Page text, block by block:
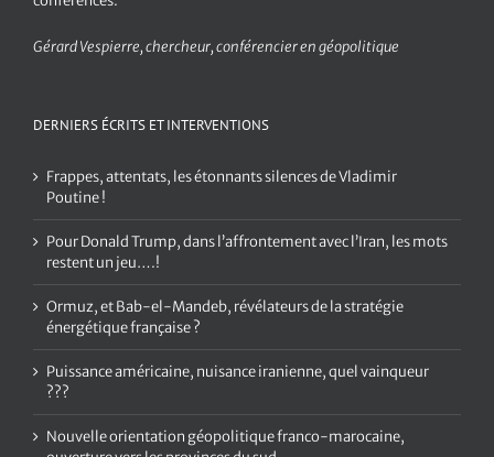
Gérard Vespierre, chercheur, conférencier en géopolitique
DERNIERS ÉCRITS ET INTERVENTIONS
Frappes, attentats, les étonnants silences de Vladimir
Poutine !
Pour Donald Trump, dans l’affrontement avec l’Iran, les mots
restent un jeu….!
Ormuz, et Bab-el-Mandeb, révélateurs de la stratégie
énergétique française ?
Puissance américaine, nuisance iranienne, quel vainqueur
???
Nouvelle orientation géopolitique franco-marocaine,